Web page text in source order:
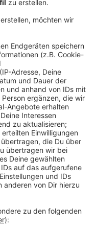
in vier an
Bei der Frau
geblinkt haben.
funktioniert. Das
Nachfrage. Ein 52-
leicht verletzt.
und mussten
beläuft sich
Euro. Wieso die
konnte, wird jetzt
Siegburg